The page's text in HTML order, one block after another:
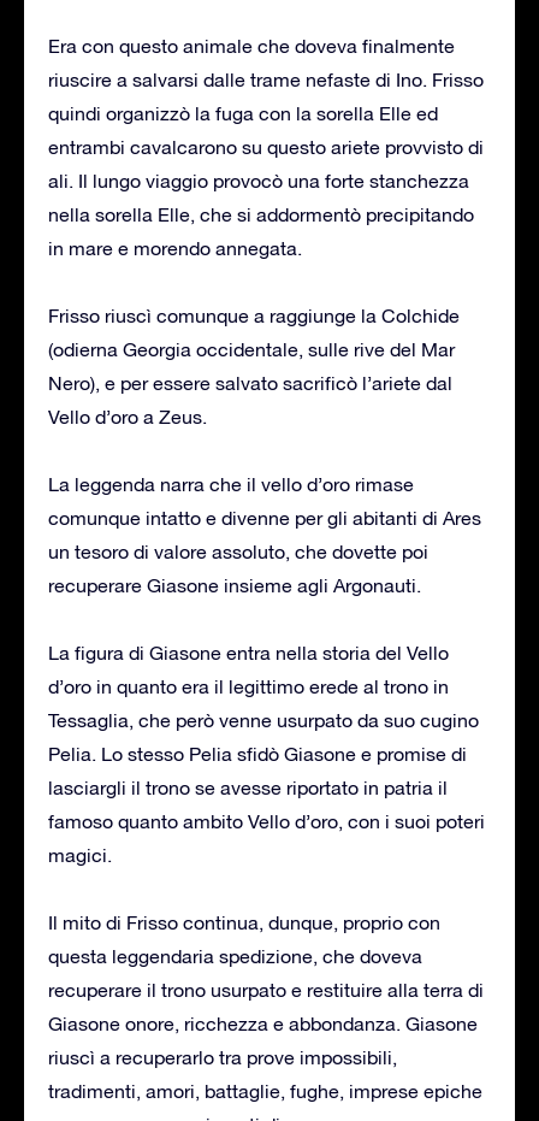
Era con questo animale che doveva finalmente
riuscire a salvarsi dalle trame nefaste di Ino. Frisso
quindi organizzò la fuga con la sorella Elle ed
entrambi cavalcarono su questo ariete provvisto di
ali. Il lungo viaggio provocò una forte stanchezza
nella sorella Elle, che si addormentò precipitando
in mare e morendo annegata.
Frisso riuscì comunque a raggiunge la Colchide
(odierna Georgia occidentale, sulle rive del Mar
Nero), e per essere salvato sacrificò l’ariete dal
Vello d’oro a Zeus.
La leggenda narra che il vello d’oro rimase
comunque intatto e divenne per gli abitanti di Ares
un tesoro di valore assoluto, che dovette poi
recuperare Giasone insieme agli Argonauti.
La figura di Giasone entra nella storia del Vello
d’oro in quanto era il legittimo erede al trono in
Tessaglia, che però venne usurpato da suo cugino
Pelia. Lo stesso Pelia sfidò Giasone e promise di
lasciargli il trono se avesse riportato in patria il
famoso quanto ambito Vello d’oro, con i suoi poteri
magici.
Il mito di Frisso continua, dunque, proprio con
questa leggendaria spedizione, che doveva
recuperare il trono usurpato e restituire alla terra di
Giasone onore, ricchezza e abbondanza. Giasone
riuscì a recuperarlo tra prove impossibili,
tradimenti, amori, battaglie, fughe, imprese epiche